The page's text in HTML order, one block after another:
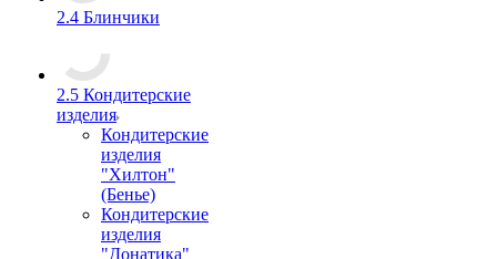
2.4 Блинчики
2.5 Кондитерские
изделия
Кондитерские
изделия
"Хилтон"
(Бенье)
Кондитерские
изделия
"Донатика"